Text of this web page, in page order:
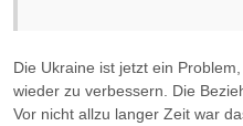
Die Ukraine ist jetzt ein
wieder zu verbessern. Die
Vor nicht allzu langer Zeit war